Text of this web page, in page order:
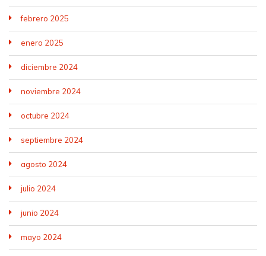
febrero 2025
enero 2025
diciembre 2024
noviembre 2024
octubre 2024
septiembre 2024
agosto 2024
julio 2024
junio 2024
mayo 2024